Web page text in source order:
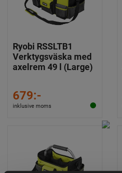
Ryobi RSSLTB1
Verktygsväska med
axelrem 49 l (Large)
679:-
inklusive moms